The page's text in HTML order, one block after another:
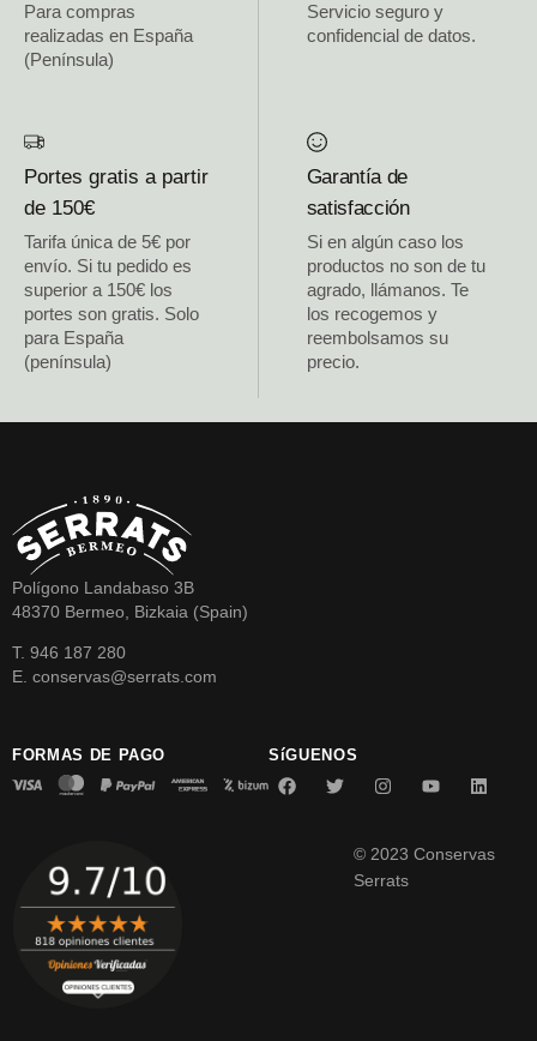
Para compras
realizadas en España
(Península)
Servicio seguro y
confidencial de datos.
Portes gratis a partir
de 150€
Tarifa única de 5€ por
envío. Si tu pedido es
superior a 150€ los
portes son gratis. Solo
para España
(península)
Garantía de
satisfacción
Si en algún caso los
productos no son de tu
agrado, llámanos. Te
los recogemos y
reembolsamos su
precio.
Polígono Landabaso 3B
48370 Bermeo, Bizkaia (Spain)
T. 946 187 280
E. conservas@serrats.com
FORMAS DE PAGO SíGUENOS
© 2023 Conservas
Serrats